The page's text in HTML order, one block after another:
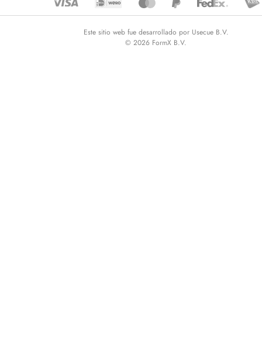
Este sitio web fue desarrollado por Usecue B.V.
© 2026 FormX B.V.